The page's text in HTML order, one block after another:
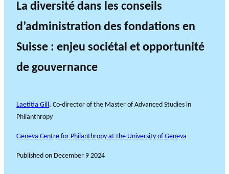
La diversité dans les conseils
d’administration des fondations en
Suisse : enjeu sociétal et opportunité
de gouvernance
Laetitia Gill , Co-director of the Master of Advanced Studies in
Philanthropy
Geneva Centre for Philanthropy at the University of Geneva
Published on December 9 2024